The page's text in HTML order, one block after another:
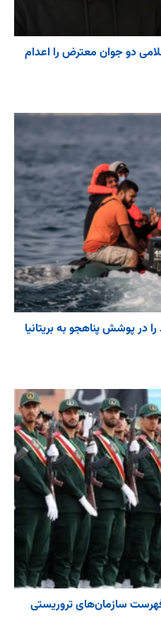
دو جوان معترض را اعدام
در پوشش پناهجو به بریتانیا
فهرست سازمان‌های تروریستی